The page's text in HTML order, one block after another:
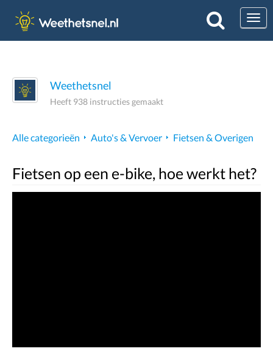
Weethetsnel
Heeft 938 instructies gemaakt
Alle categorieën Auto's & Vervoer Fietsen & Overigen
Fietsen op een e-bike, hoe werkt het?